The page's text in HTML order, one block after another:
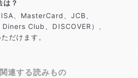
は？
、MasterCard、JCB、
Club、DISCOVER）、
だけます。
関連する読みもの